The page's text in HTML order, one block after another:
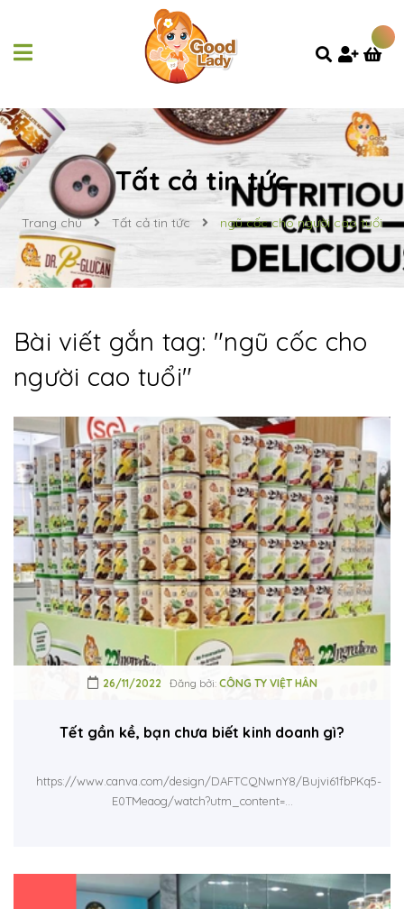
Tất cả tin tức
Trang chủ Tất cả tin tức ngũ cốc cho người cao tuổi
Bài viết gắn tag: "ngũ cốc cho
người cao tuổi"
26/11/2022 Đăng bởi: CÔNG TY VIỆT HÂN
Tết gần kề, bạn chưa biết kinh doanh gì?
https://www.canva.com/design/DAFTCQNwnY8/Bujvi61fbPKq5-
E0TMeaog/watch?utm_content=...